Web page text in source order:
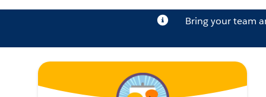
Bring your team